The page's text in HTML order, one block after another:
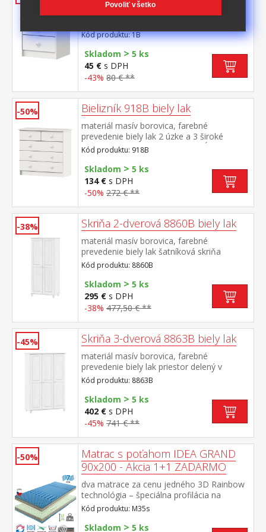
materiál masív borovica, farebné
pojazdmi, hĺbka zásuvky 27,5 cm
Kód produktu: 1B
Skladom > 5 ks
45 € s DPH
-43% 80 € **
-50% Bielizník 918B biely lak
materiál masív borovica, farebné
prevedenie biely lak 2 úzke a 3 široké
zásuvky s kovovými pojazdmi, hĺbka
zásuvky 32,5 cm
Kód produktu: 918B
Skladom > 5 ks
134 € s DPH
-50% 272 € **
-38% Skriňa 2-dverová 8860B biely lak
materiál masív borovica, farebné
prevedenie biely lak šatníková skriňa
vybavená šatníkovou tyčou a
policou odporúčaný nadstavec 8861B
Kód produktu: 8860B
Skladom > 5 ks
295 € s DPH
-38% 477,50 € **
-45% Skriňa 3-dverová 8863B biely lak
materiál masív borovica, farebné
prevedenie biely lak priestor delený v
pomere 2:1 širšia časť šatníková tyč a
polica, užšia časť 3 variabilné
police odporúčaný nadstavec 8864B
Kód produktu: 8863B
Skladom > 5 ks
402 € s DPH
-45% 741 € **
-50%
Matrac s poťahom IDEA GRAND
90x200 - Akcia 1+1 ZADARMO
dva matrace za cenu jedného 3D Rainbow
technológia – špeciálna profilácia na
sendvičovej vrstve z kombinácie Flexifoam
pien rôznych vlastností a tuhostí, ktorá
zabezpečuje komfort, vzdušnosť,
Kód produktu: M35s
Skladom > 5 ks
Povoliť všetko